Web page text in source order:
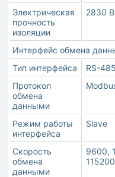
Электрическая
прочность
изоляции
2830 В
Интерфейс обмена
Тип интерфейса
RS-485
Протокол
обмена
данными
Режим работы
интерфейса
Slave
Скорость
обмена
данными
9600,